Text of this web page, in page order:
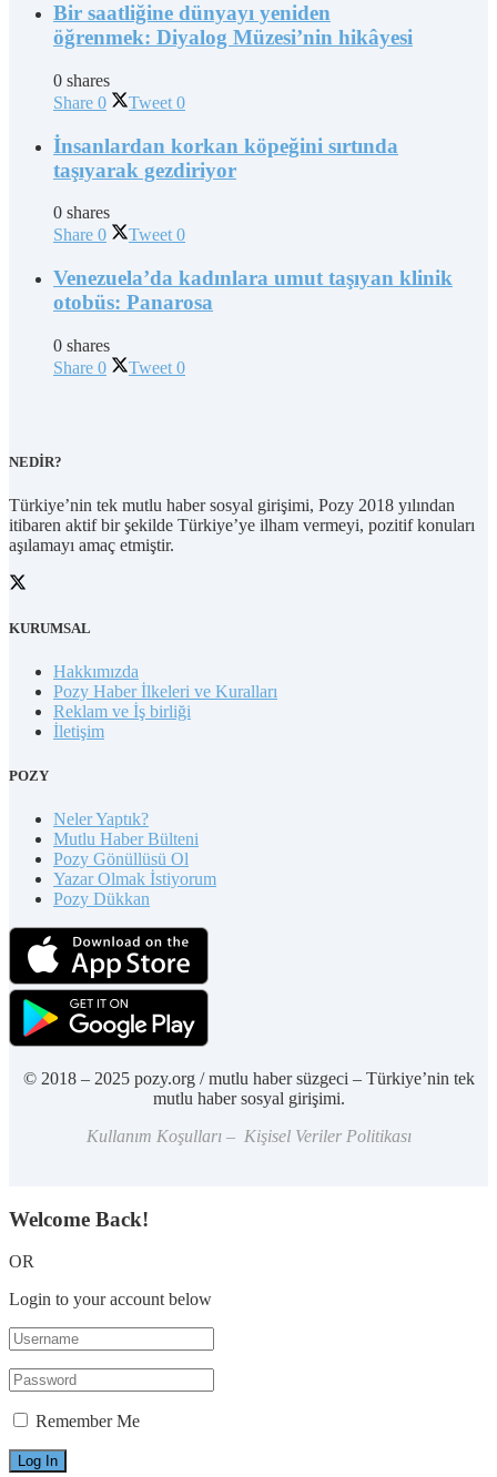
Bir saatliğine dünyayı yeniden
öğrenmek: Diyalog Müzesi’nin hikâyesi
0 shares
Share 0 Tweet 0
İnsanlardan korkan köpeğini sırtında
taşıyarak gezdiriyor
0 shares
Share 0 Tweet 0
Venezuela’da kadınlara umut taşıyan klinik
otobüs: Panarosa
0 shares
Share 0 Tweet 0
NEDİR?
Türkiye’nin tek mutlu haber sosyal girişimi, Pozy 2018 yılından
itibaren aktif bir şekilde Türkiye’ye ilham vermeyi, pozitif konuları
aşılamayı amaç etmiştir.
KURUMSAL
Hakkımızda
Pozy Haber İlkeleri ve Kuralları
Reklam ve İş birliği
İletişim
POZY
Neler Yaptık?
Mutlu Haber Bülteni
Pozy Gönüllüsü Ol
Yazar Olmak İstiyorum
Pozy Dükkan
© 2018 – 2025 pozy.org / mutlu haber süzgeci – Türkiye’nin tek
mutlu haber sosyal girişimi.
Kullanım Koşulları – Kişisel Veriler Politikası
Welcome Back!
OR
Login to your account below
Remember Me